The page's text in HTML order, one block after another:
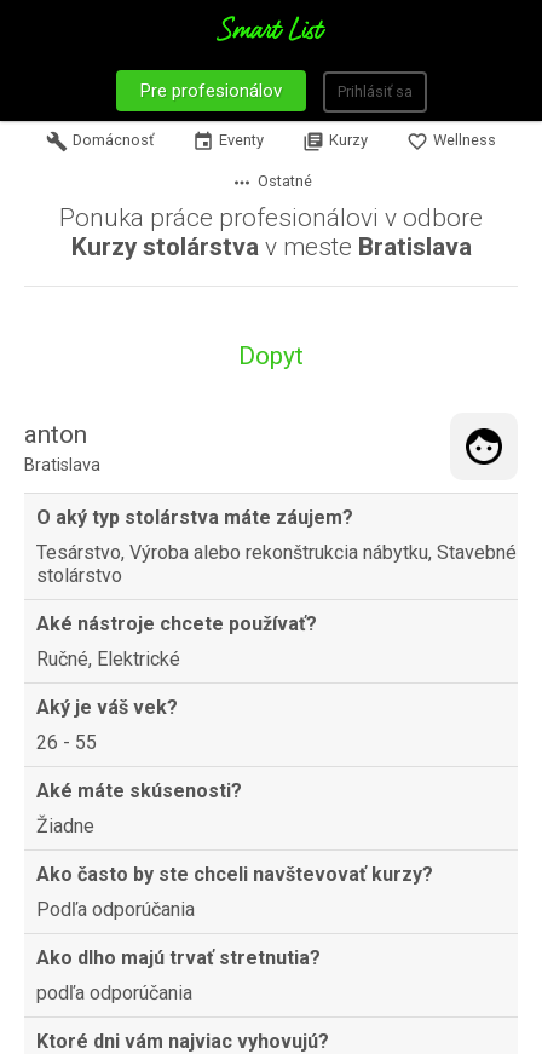
Pre profesionálov Prihlásiť sa
build Domácnosť event Eventy library_books Kurzy favorite_border Wellness
more_horiz Ostatné
Ponuka práce profesionálovi v odbore
Kurzy stolárstvav meste Bratislava
Dopyt
anton
Bratislava
O aký typ stolárstva máte záujem?
Tesárstvo, Výroba alebo rekonštrukcia nábytku, Stavebné
stolárstvo
Aké nástroje chcete používať?
Ručné, Elektrické
Aký je váš vek?
26 - 55
Aké máte skúsenosti?
Žiadne
Ako často by ste chceli navštevovať kurzy?
Podľa odporúčania
Ako dlho majú trvať stretnutia?
podľa odporúčania
Ktoré dni vám najviac vyhovujú?